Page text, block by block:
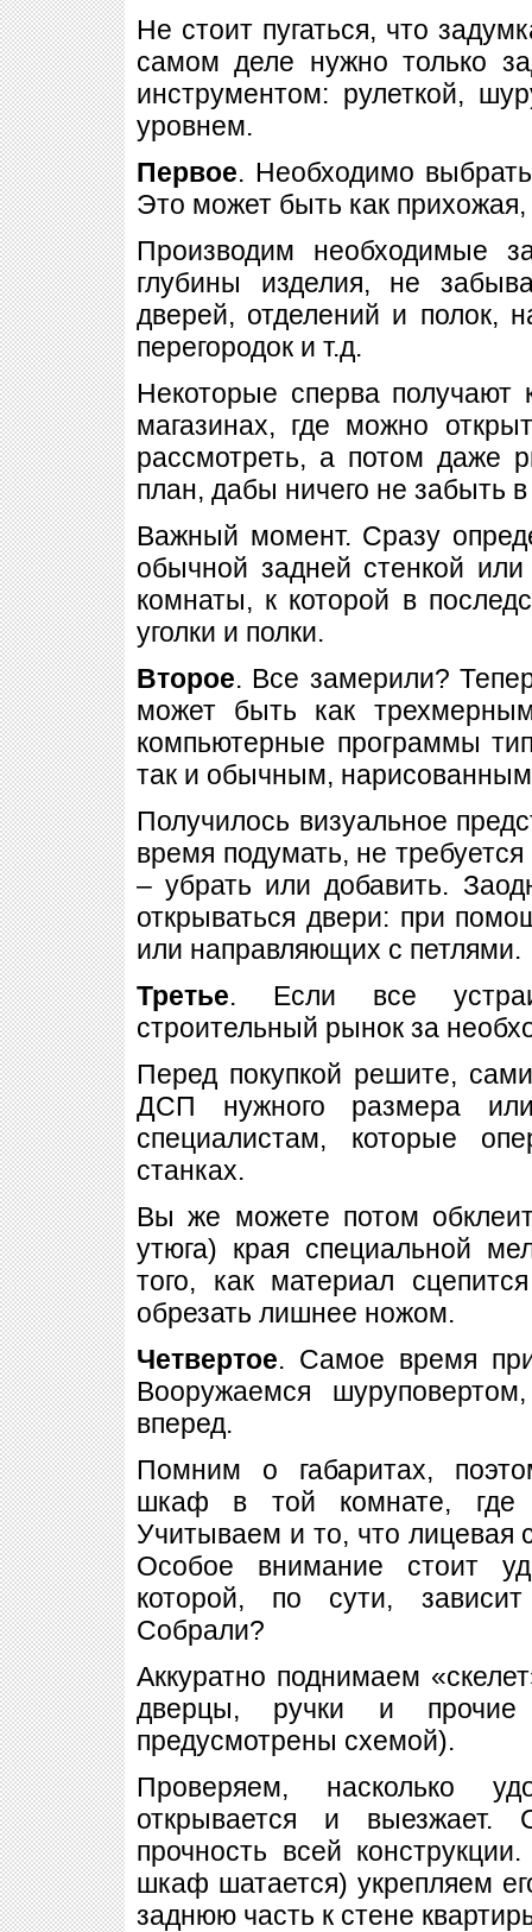
Не стоит пугаться, что
самом деле нужно только
инструментом: рулеткой,
уровнем.
Первое. Необходимо
Это может быть как прихожая,
Производим необходимые
глубины изделия, не
дверей, отделений и полок,
перегородок и т.д.
Некоторые сперва получают
магазинах, где можно
рассмотреть, а потом даже
план, дабы ничего не забыть
Важный момент. Сразу
обычной задней стенкой
комнаты, к которой в
уголки и полки.
Второе. Все замерили?
может быть как
компьютерные программы
так и обычным,
Получилось визуальное
время подумать, не требуется
– убрать или добавить.
открываться двери: при
или направляющих с петлями.
Третье. Если все
строительный рынок за
Перед покупкой решите,
ДСП нужного размера
специалистам, которые
станках.
Вы же можете потом
утюга) края специальной
того, как материал
обрезать лишнее ножом.
Четвертое. Самое время
Вооружаемся
вперед.
Помним о габаритах,
шкаф в той комнате, где
Учитываем и то, что лицевая
Особое внимание стоит
которой, по сути,
Собрали?
Аккуратно поднимаем
дверцы, ручки и
предусмотрены схемой).
Проверяем, насколько
открывается и
прочность всей
шкаф шатается) укрепляем
заднюю часть к стене